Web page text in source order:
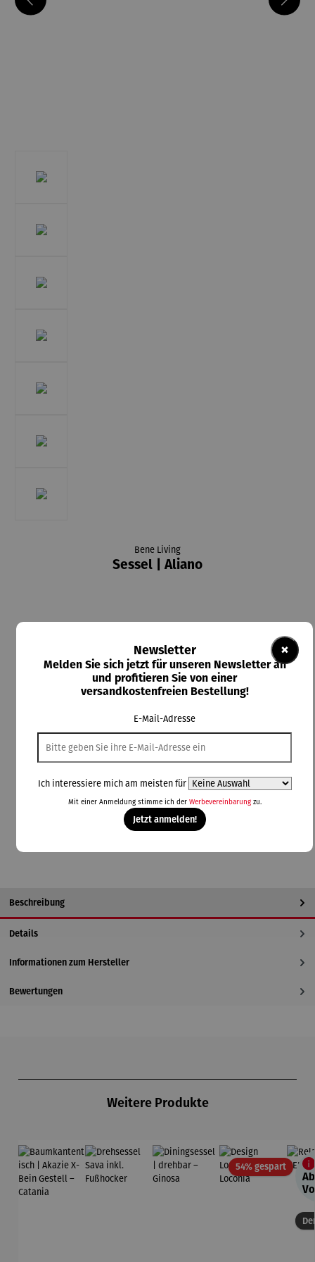
Bene Living
Sessel | Aliano
119,00 €
Preise inkl. MwSt. zzgl. Versandkosten
Lieferzeit: 3-4 Wochen
Farbauswahl
beige blau braun dunkelgrau hellgrau
In den Warenkorb
Beschreibung
Details
Informationen zum Hersteller
Bewertungen
Weitere Produkte
54% gespartRabatt
×
Newsletter
Melden Sie sich jetzt für unseren Newsletter an
und profitieren Sie von einer
versandkostenfreien Bestellung!
E-Mail-Adresse
Ich interessiere mich am meisten für
Mit einer Anmeldung stimme ich der Werbevereinbarungzu.
Jetzt anmelden!